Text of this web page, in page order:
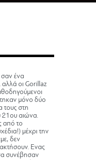
ένα
οι Gorillaz
μόνο δύο
τους στη
αιώνα.
από το
μέχρι την
δεν
Ενας
συνέβησαν